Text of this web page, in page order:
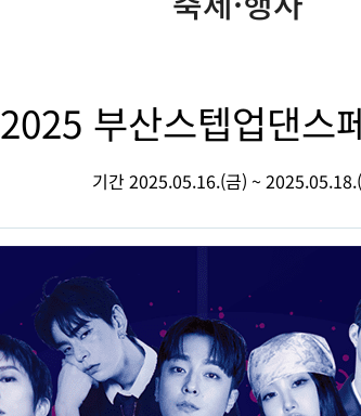
2025 부산스텝업댄스
기간 2025.05.16.(금) ~